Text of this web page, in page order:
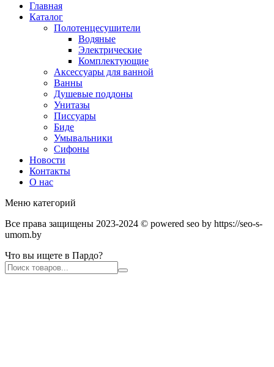
Главная
Каталог
Полотенцесушители
Водяные
Электрические
Комплектующие
Аксессуары для ванной
Ванны
Душевые поддоны
Унитазы
Писсуары
Биде
Умывальники
Сифоны
Новости
Контакты
О нас
Меню категорий
Все права защищены 2023-2024 © powered seo by https://seo-s-
umom.by
Что вы ищете в Пардо?